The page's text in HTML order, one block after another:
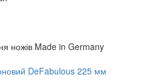
ножів Made in Germany
DeFabulous 225 мм